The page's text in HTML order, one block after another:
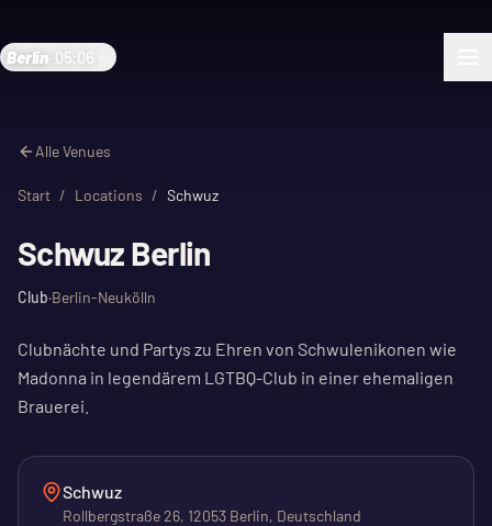
Berlin 05:06
Alle Venues
Start / Locations / Schwuz
Schwuz Berlin
Club·Berlin-Neukölln
Clubnächte und Partys zu Ehren von Schwulenikonen wie
Madonna in legendärem LGTBQ-Club in einer ehemaligen
Brauerei.
Schwuz
Rollbergstraße 26, 12053 Berlin, Deutschland